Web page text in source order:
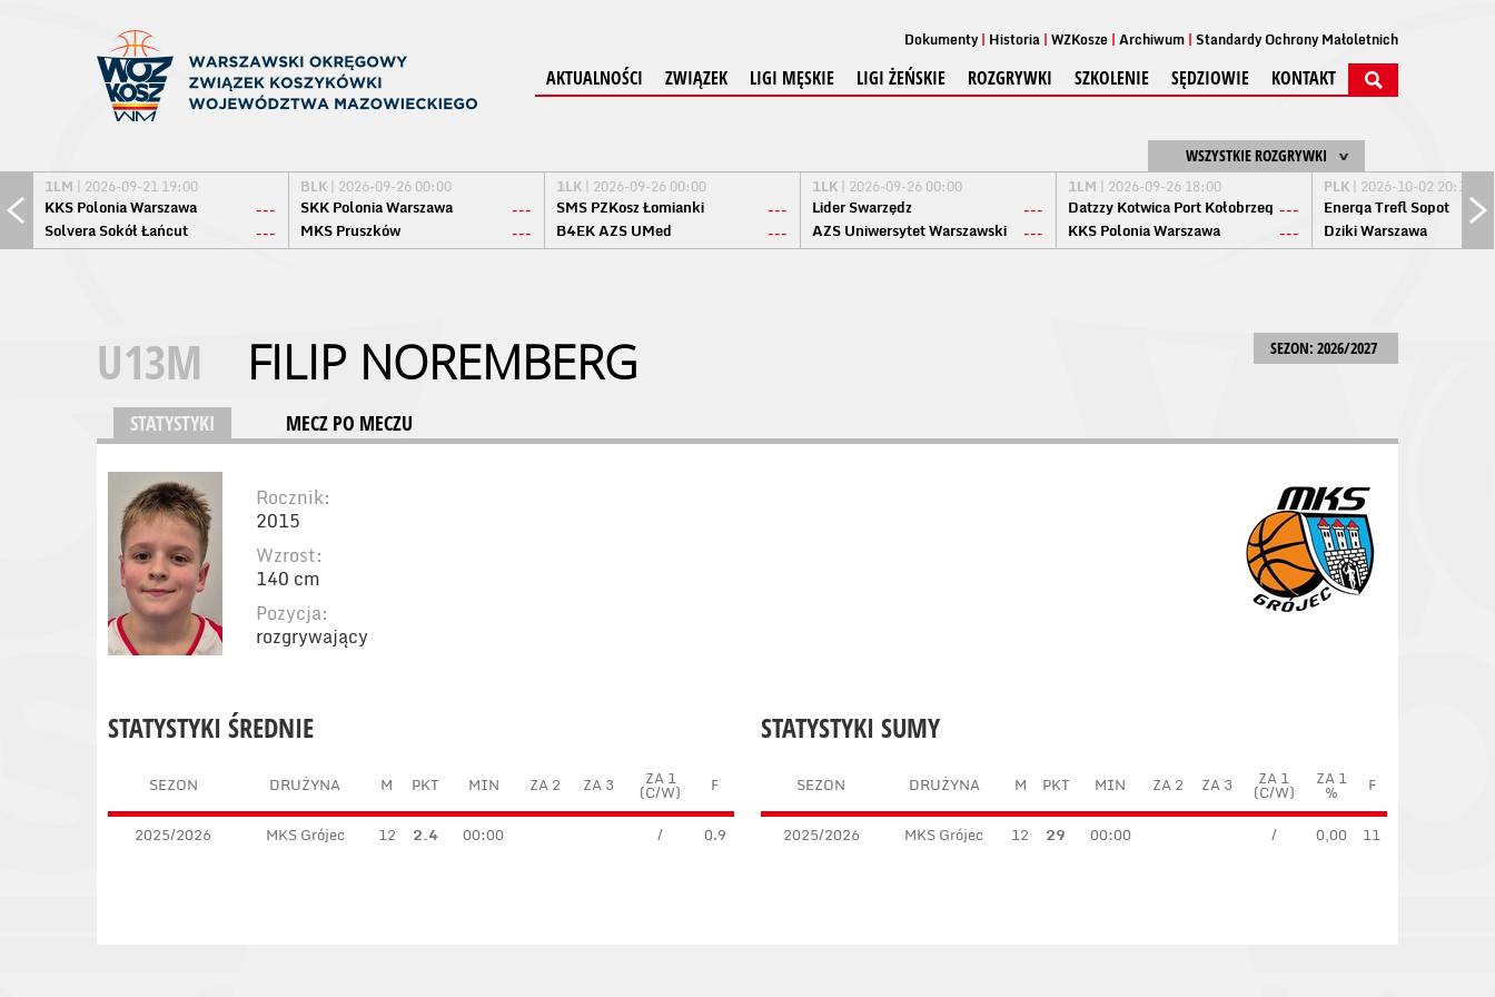
Dokumenty Historia WZKosze Archiwum Standardy Ochrony Małoletnich
AKTUALNOŚCI ZWIĄZEK LIGI MĘSKIE LIGI ŻEŃSKIE ROZGRYWKI SZKOLENIE SĘDZIOWIE KONTAKT
WSZYSTKIE ROZGRYWKI
1LM | 2026-09-21 19:00
KKS Polonia Warszawa
---
Solvera Sokół Łańcut
---
BLK | 2026-09-26 00:00
SKK Polonia Warszawa
---
MKS Pruszków
---
1LK | 2026-09-26 00:00
SMS PZKosz Łomianki
---
B4EK AZS UMed
---
1LK | 2026-09-26 00:00
Lider Swarzędz
---
AZS Uniwersytet Warszawski
---
1LM | 2026-09-26 18:00
Datzzy Kotwica Port Kołobrzeg ---
KKS Polonia Warszawa
---
PLK | 2026-10-02 20:15
Energa Trefl Sopot
Dziki Warszawa
SEZON: 2026/2027
U13M FILIP NOREMBERG
STATYSTYKI MECZ PO MECZU
Rocznik:
2015
Wzrost:
140 cm
Pozycja:
rozgrywający
STATYSTYKI SUMY
SEZON DRUŻYNA M PKT MIN ZA 2 ZA 3 ZA 1
(C/W)
ZA 1
% F
2025/2026 MKS Grójec 12 29 00:00 / 0,00 11
STATYSTYKI ŚREDNIE
SEZON DRUŻYNA M PKT MIN ZA 2 ZA 3 ZA 1
(C/W) F
2025/2026 MKS Grójec 12 2.4 00:00 / 0.9